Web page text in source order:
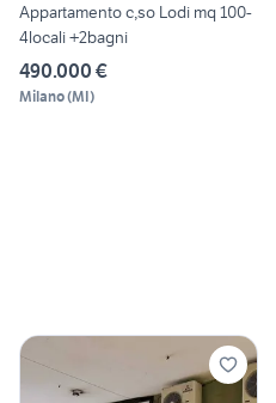
Appartamento c,so Lodi mq 100-
4locali +2bagni
490.000 €
Milano(MI)